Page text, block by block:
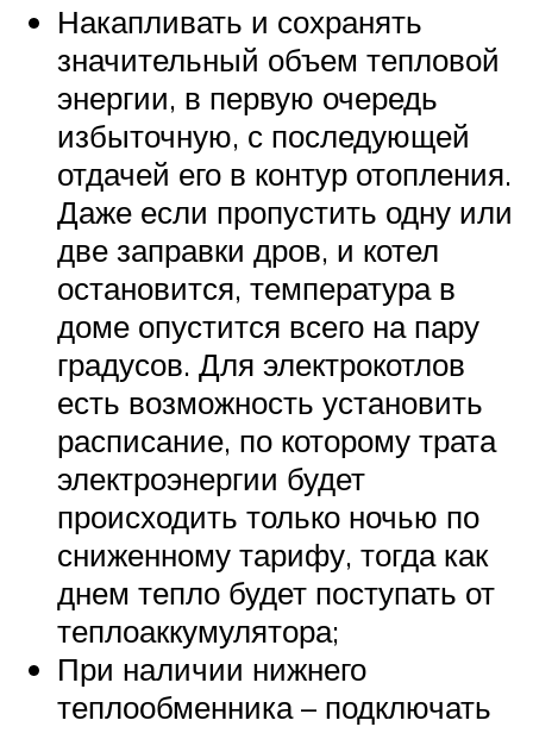
Накапливать и сохранять
значительный объем тепловой
энергии, в первую очередь
избыточную, с последующей
отдачей его в контур отопления.
Даже если пропустить одну или
две заправки дров, и котел
остановится, температура в
доме опустится всего на пару
градусов. Для электрокотлов
есть возможность установить
расписание, по которому трата
электроэнергии будет
происходить только ночью по
сниженному тарифу, тогда как
днем тепло будет поступать от
теплоаккумулятора;
При наличии нижнего
теплообменника – подключать